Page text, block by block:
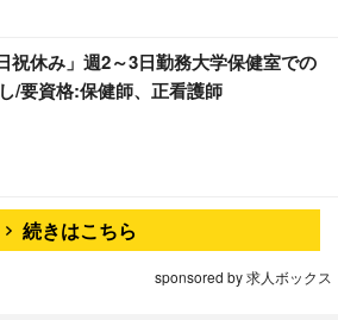
祝休み」週2～3日勤務大学保健室での
/要資格:保健師、正看護師
続きはこちら
sponsored by 求人ボックス